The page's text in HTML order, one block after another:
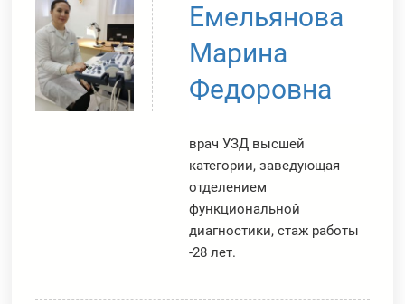
Емельянова
Марина
Федоровна
врач УЗД высшей
категории, заведующая
отделением
функциональной
диагностики, стаж работы
-28 лет.